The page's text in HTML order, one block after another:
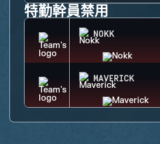
特勤幹員禁用
NOKK
MAVERICK